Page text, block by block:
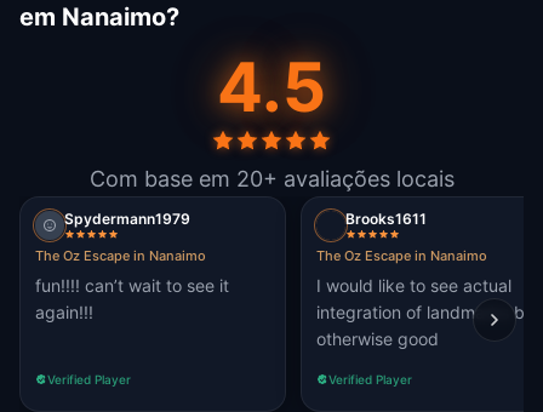
em Nanaimo?
4.5
Com base em 20+ avaliações locais
Spydermann1979
The Oz Escape in Nanaimo
fun!!!! can’t wait to see it
again!!!
Verified Player
Brooks1611
The Oz Escape in Nanaimo
I would like to see actual
integration of landmarks but
otherwise good
Verified Player